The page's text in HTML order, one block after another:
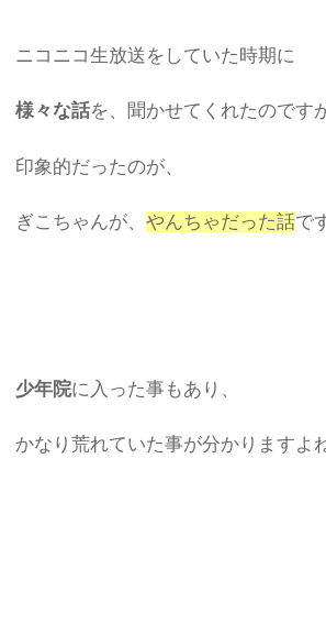
ニコニコ生放送をしていた時期に
様々な話を、聞かせてくれたのです
印象的だったのが、
ぎこちゃんが、やんちゃだった話で
少年院に入った事もあり、
かなり荒れていた事が分かりますよ